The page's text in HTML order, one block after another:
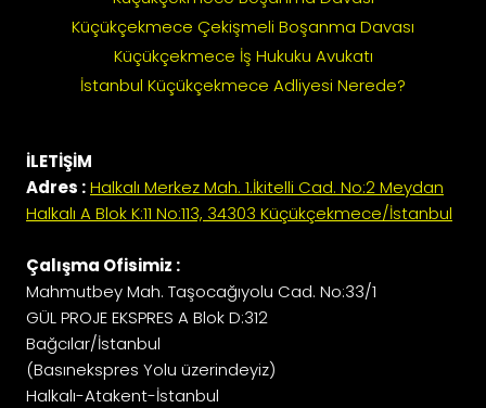
Küçükçekmece Çekişmeli Boşanma Davası
Küçükçekmece İş Hukuku Avukatı
İstanbul Küçükçekmece Adliyesi Nerede?
İLETİŞİM
Adres :Halkalı Merkez Mah. 1.İkitelli Cad. No:2 Meydan
Halkalı A Blok K:11 No:113, 34303 Küçükçekmece/İstanbul
Çalışma Ofisimiz :
Mahmutbey Mah. Taşocağıyolu Cad. No:33/1
GÜL PROJE EKSPRES A Blok D:312
Bağcılar/İstanbul
(Basınekspres Yolu üzerindeyiz)
Halkalı-Atakent-İstanbul